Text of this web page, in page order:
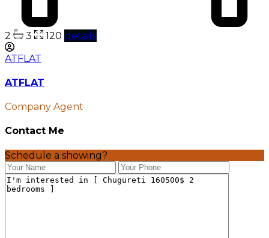
2 3 120 details
ATFLAT
ATFLAT
Company Agent
Contact Me
Schedule a showing?